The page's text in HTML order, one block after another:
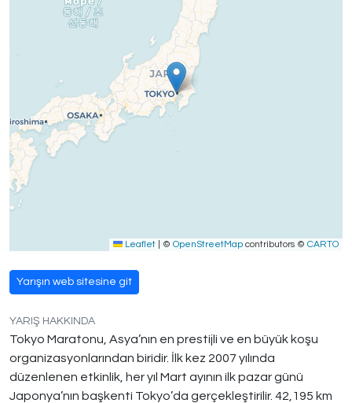
Leaflet © OpenStreetMap contributors © CARTO
Yarışın web sitesine git
YARIŞ HAKKINDA
Tokyo Maratonu, Asya’nın en prestijli ve en büyük koşu
organizasyonlarından biridir. İlk kez 2007 yılında
düzenlenen etkinlik, her yıl Mart ayının ilk pazar günü
Japonya’nın başkenti Tokyo’da gerçekleştirilir. 42,195 km